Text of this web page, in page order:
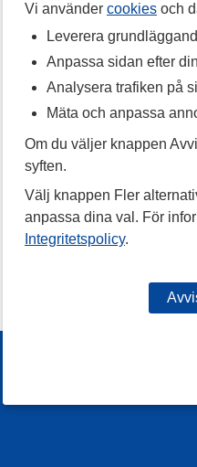
Vi använder cookies och
Leverera
Anpassa sidan efter
Analysera trafiken på
Mäta och anpassa
Om du väljer knappen
syften.
Välj knappen Fler
anpassa dina val. För
Integritetspolicy.